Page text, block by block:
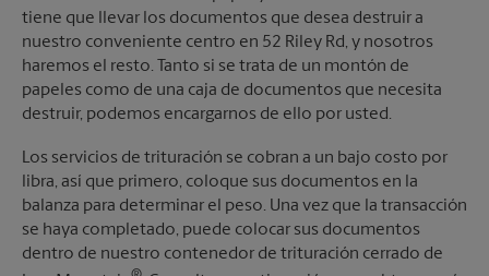
tiene que llevar los documentos que desea destruir a
nuestro conveniente centro en 52 Riley Rd, y nosotros
haremos el resto. Tanto si se trata de un montón de
papeles como de una caja de documentos que necesita
destruir, podemos encargarnos de ello por usted.
Los servicios de trituración se cobran a un bajo costo por
libra, así que primero, coloque sus documentos en la
balanza para determinar el peso. Una vez que la transacción
se haya completado, puede colocar sus documentos
dentro de nuestro contenedor de trituración cerrado de